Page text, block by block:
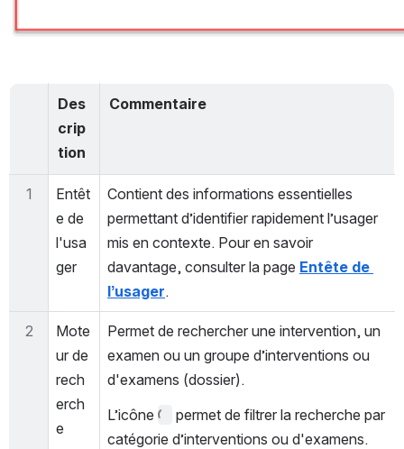
Des
crip
tion
Commentaire
1
Entêt
e de
l'usa
ger
Contient des informations essentielles
permettant d’identifier rapidement l’usager
mis en contexte. Pour en savoir
davantage, consulter la page Entête de
l’usager.
2
Mote
ur de
rech
erch
e
Permet de rechercher une intervention, un
examen ou un groupe d’interventions ou
d'examens (dossier).
L’icône
permet de filtrer la recherche par
catégorie d’interventions ou d'examens.